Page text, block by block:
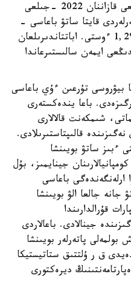
ءبىر ايدىڭ ىشىندە (2022 -جىلعى قازاننان 2022 -جىلعى
قايتا ساتۋ باعاسى -
%1، جاڭا تۇرعىن ءۇيدى ساتۋ %1,2 ءوستى. اباتتاندىرىلعان
ايمەن سالىستىرعاندا
تۇرعىن ءۇي باعاسى
باعا يندەكستەرى
شىمكەنت قالالارى
قالىپتاستىرىلادى.
ءبىز ساتۋ بويىنشا
جينايمىز، بۇل
ارلەنگەندەگى باعاسى
جانە جالعا الۋ بويىنشا
قۇرالدارىندا
جينالادى. باعالاردى
پاتەرلەر بويىنشا
ق ر ۇلتتىق ستاتيستيكا
ديرەكتورى